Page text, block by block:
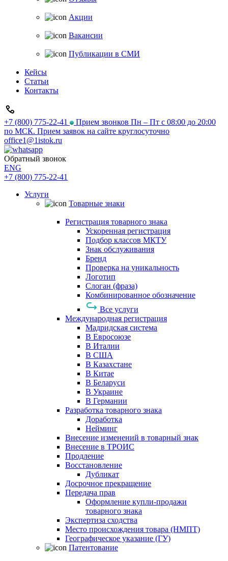
Акции
Вакансии
Публикации в СМИ
Кейсы
Статьи
Контакты
+7 (800) 775-22-41
Прием звонков Пн – Пт с 08:00 до 20:00
по МСК. Прием заявок на сайте круглосуточно
office1@1istok.ru
Обратный звонок
ENG
+7 (800) 775-22-41
Услуги
Товарные знаки
Регистрация товарного знака
Ускоренная регистрация
Подбор классов МКТУ
Знак обслуживания
Бренд
Проверка на уникальность
Логотип
Слоган (фраза)
Комбинированное обозначение
Все услуги
Международная регистрация
Мадридская система
В Евросоюзе
В Италии
В США
В Казахстане
В Китае
В Беларуси
В Украине
В Германии
Разработка товарного знака
Доработка
Нейминг
Внесение изменений в товарный знак
Внесение в ТРОИС
Продление
Восстановление
Дубликат
Досрочное прекращение
Передача прав
Оформление купли-продажи
товарного знака
Экспертиза сходства
Место происхождения товара (НМПТ)
Географическое указание (ГУ)
Патентование